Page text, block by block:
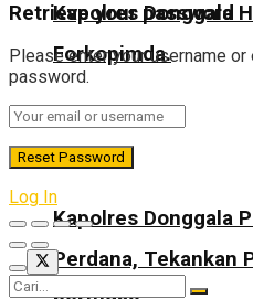
Kapolres Donggala
Forkopimda.
edit post
Kapolres Donggala
Perdana, Tekankan
Retrieve your password
Please enter your username
password.
Log In